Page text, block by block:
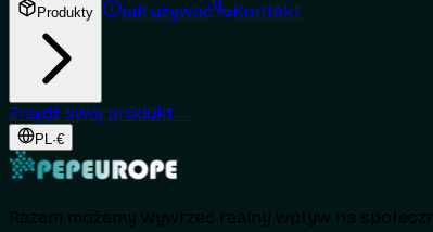
Produkty Jak używać Kontakt
Znajdź swój produkt →
PL·€